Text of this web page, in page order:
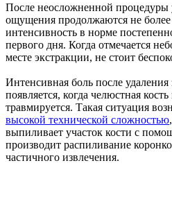
После неосложненной процедуры
ощущения продолжаются не
интенсивность в норме
первого дня. Когда отмечается
месте экстракции, не стоит
Интенсивная боль после
появляется, когда челюстная
травмируется. Такая ситуация
высокой технической сложностью
выпиливает участок кости с
производит распиливание
частичного извлечения.